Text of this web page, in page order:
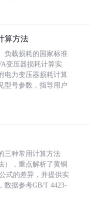
算方法
负载损耗的国家标准
变压器损耗计算实
电力变压器损耗计算
型号参数，指导用户
三种常用计算方法
），重点解析了黄铜
式的差异，并提供实
数据参考GB/T 4423-